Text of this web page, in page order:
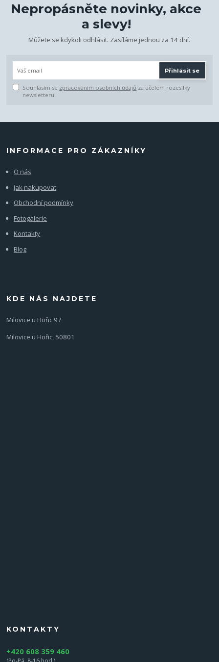
Nepropásněte novinky, akce
a slevy!
Můžete se kdykoli odhlásit. Zasíláme jednou za 14 dní.
Přihlásit se
Souhlasím se zpracováním osobních údajů za účelem rozesílky
newsletteru.
INFORMACE PRO ZÁKAZNÍKY
O nás
Jak nakupovat
Obchodní podmínky
Fotogalerie
Kontakty
Blog
KDE NÁS NAJDETE
Milovice u Hořic 97
Milovice u Hořic, 50801
KONTAKTY
+420 608 359 460